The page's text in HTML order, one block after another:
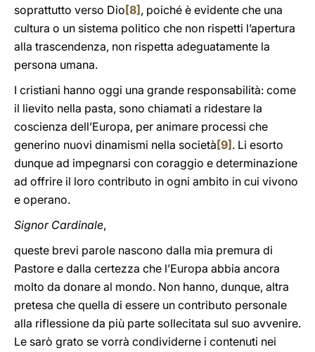
soprattutto verso Dio [8] , poiché è evidente che una
cultura o un sistema politico che non rispetti l’apertura
alla trascendenza, non rispetta adeguatamente la
persona umana.
I cristiani hanno oggi una grande responsabilità: come
il lievito nella pasta, sono chiamati a ridestare la
coscienza dell’Europa, per animare processi che
generino nuovi dinamismi nella società [9] . Li esorto
dunque ad impegnarsi con coraggio e determinazione
ad offrire il loro contributo in ogni ambito in cui vivono
e operano.
Signor Cardinale,
queste brevi parole nascono dalla mia premura di
Pastore e dalla certezza che l’Europa abbia ancora
molto da donare al mondo. Non hanno, dunque, altra
pretesa che quella di essere un contributo personale
alla riflessione da più parte sollecitata sul suo avvenire.
Le sarò grato se vorrà condividerne i contenuti nei